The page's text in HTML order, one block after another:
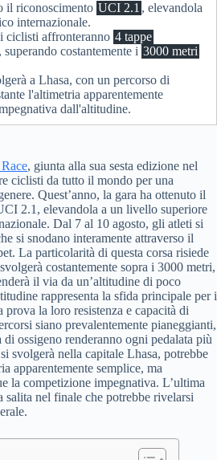
il riconoscimento UCI 2.1 , elevandola
internazionale.
ciclisti affronteranno 4 tappe
costantemente i 3000 metri
a Lhasa, con un percorso di
l'altimetria apparentemente
dall'altitudine.
, giunta alla sua sesta edizione nel
ciclisti da tutto il mondo per una
Quest’anno, la gara ha ottenuto il
2.1, elevandola a un livello superiore
Dal 7 al 10 agosto, gli atleti si
si snodano interamente attraverso il
La particolarità di questa corsa risiede
costantemente sopra i 3000 metri,
il via da un’altitudine di poco
rappresenta la sfida principale per i
prova la loro resistenza e capacità di
siano prevalentemente pianeggianti,
di ossigeno renderanno ogni pedalata più
svolgerà nella capitale Lhasa, potrebbe
apparentemente semplice, ma
la competizione impegnativa. L’ultima
salita nel finale che potrebbe rivelarsi